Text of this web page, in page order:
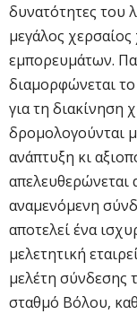
δυνατότητες του
μεγάλος
εμπορευμάτων.
διαμορφώνεται
για τη διακίνηση
δρομολογούνται
ανάπτυξη κι
αναμενόμενη
αποτελεί ένα
μελετητική
μελέτη σύνδεσης
σταθμό Βόλου,